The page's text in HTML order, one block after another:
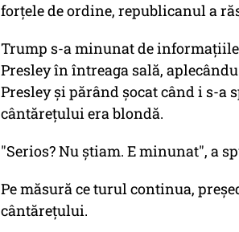
forţele de ordine, republicanul a
Trump s-a minunat de
Presley în întreaga sală,
Presley şi părând şocat când i s-a
cântăreţului era blondă.
"Serios? Nu ştiam. E minunat", a
Pe măsură ce turul continua,
cântăreţului.